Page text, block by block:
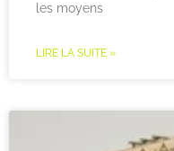
les moyens
LIRE LA SUITE »